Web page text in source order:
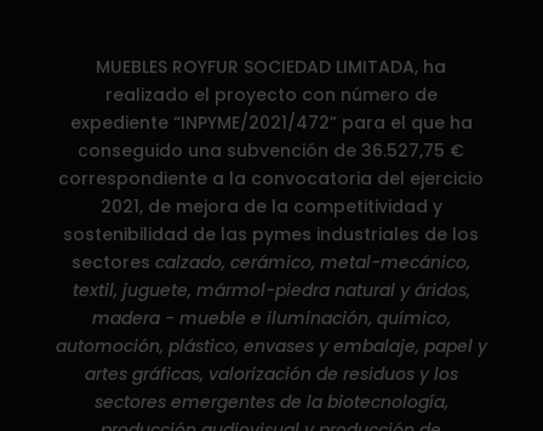
MUEBLES ROYFUR SOCIEDAD LIMITADA, ha
realizado el proyecto con número de
expediente “INPYME/2021/472” para el que ha
conseguido una subvención de 36.527,75 €
correspondiente a la convocatoria del ejercicio
2021, de mejora de la competitividad y
sostenibilidad de las pymes industriales de los
sectorescalzado, cerámico, metal-mecánico,
textil, juguete, mármol-piedra natural y áridos,
madera - mueble e iluminación, químico,
automoción, plástico, envases y embalaje, papel y
artes gráficas, valorización de residuos y los
sectores emergentes de la biotecnología,